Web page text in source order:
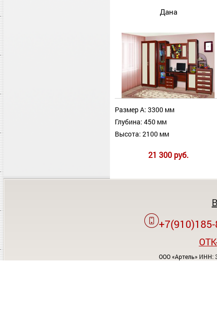
Дана
Размер А: 3300 мм
Глубина: 450 мм
Высота: 2100 мм
21 300 руб.
ООО «Артель» ИНН: